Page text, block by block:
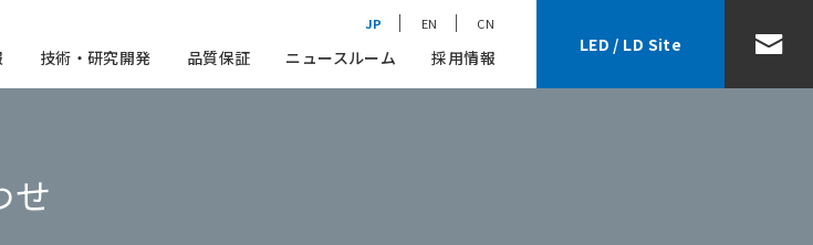
技術・研究開発 品質保証 ニュースルーム 採用情報
JP EN CN
LED / LD Site
せ